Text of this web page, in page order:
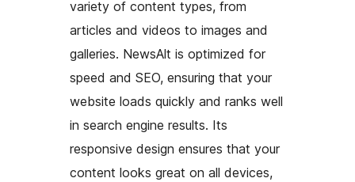
variety of content types, from
articles and videos to images and
galleries. NewsAlt is optimized for
speed and SEO, ensuring that your
website loads quickly and ranks well
in search engine results. Its
responsive design ensures that your
content looks great on all devices,